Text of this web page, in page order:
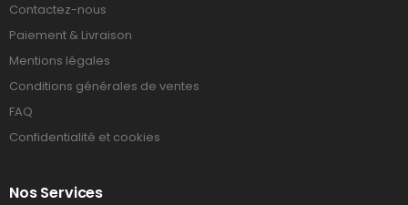
Contactez-nous
Paiement & Livraison
Mentions légales
Conditions générales de ventes
FAQ
Confidentialité et cookies
Nos Services